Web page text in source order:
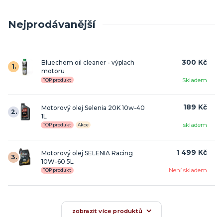
Nejprodávanější
1.
Bluechem oil cleaner - výplach
motoru
Skladem
TOP produkt
300 Kč
2.
Motorový olej Selenia 20K 10w-40
1L
skladem
TOP produkt Akce
189 Kč
3.
Motorový olej SELENIA Racing
10W-60 5L
Není skladem
TOP produkt
1 499 Kč
zobrazit více produktů